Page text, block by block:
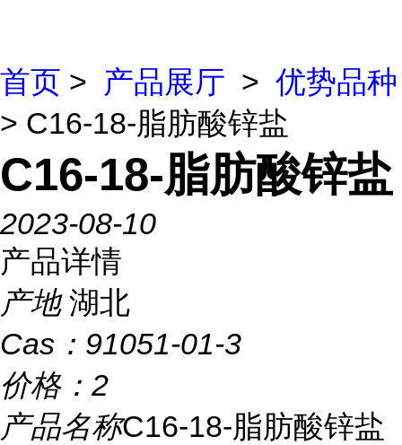
首页 > 产品展厅 > 优势品种
> C16-18-脂肪酸锌盐
C16-18-脂肪酸锌盐
2023-08-10
产品详情
产地 湖北
Cas： 91051-01-3
价格： 2
产品名称C16-18-脂肪酸锌盐